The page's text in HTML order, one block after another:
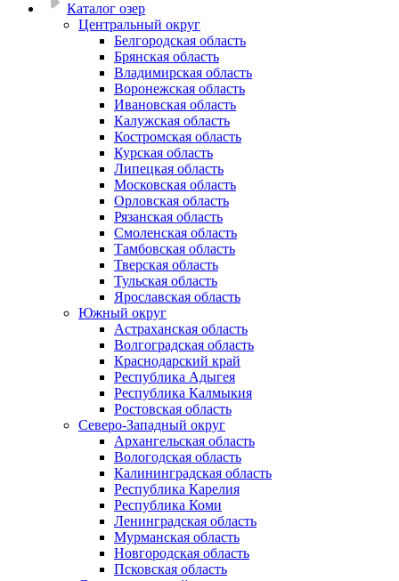
Каталог озер
Центральный округ
Белгородская область
Брянская область
Владимирская область
Воронежская область
Ивановская область
Калужская область
Костромская область
Курская область
Липецкая область
Московская область
Орловская область
Рязанская область
Смоленская область
Тамбовская область
Тверская область
Тульская область
Ярославская область
Южный округ
Астраханская область
Волгоградская область
Краснодарский край
Республика Адыгея
Республика Калмыкия
Ростовская область
Северо-Западный округ
Архангельская область
Вологодская область
Калининградская область
Республика Карелия
Республика Коми
Ленинградская область
Мурманская область
Новгородская область
Псковская область